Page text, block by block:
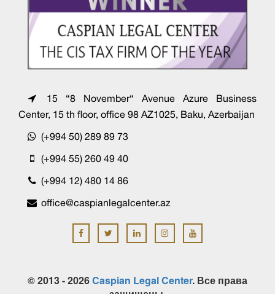
15 “8 November“ Avenue Azure Business
Center, 15 th floor, office 98 AZ1025, Baku, Azerbaijan
(+994 50) 289 89 73
(+994 55) 260 49 40
(+994 12) 480 14 86
office@caspianlegalcenter.az
© 2013 - 2026Caspian Legal Center. Все права